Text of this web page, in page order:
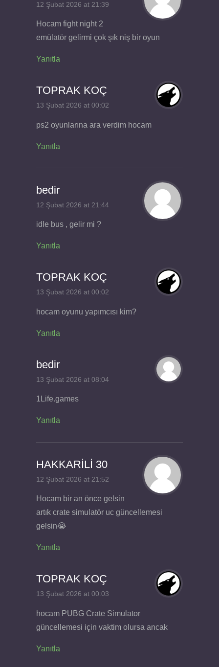
12 Şubat 2026 at 21:39
Hocam fight night 2
emülatör gelirmi çok şık niş bir oyun
Yanıtla
TOPRAK KOÇ
13 Şubat 2026 at 00:02
ps2 oyunlarına ara verdim hocam
Yanıtla
bedir
12 Şubat 2026 at 21:44
idle bus , gelir mi ?
Yanıtla
TOPRAK KOÇ
13 Şubat 2026 at 00:02
hocam oyunu yapımcısı kim?
Yanıtla
bedir
13 Şubat 2026 at 08:04
1Life.games
Yanıtla
HAKKARİLİ 30
12 Şubat 2026 at 21:52
Hocam bir an önce gelsin
artık crate simulatör uc güncellemesi
gelsin😭
Yanıtla
TOPRAK KOÇ
13 Şubat 2026 at 00:03
hocam PUBG Crate Simulator
güncellemesi için vaktim olursa ancak
Yanıtla